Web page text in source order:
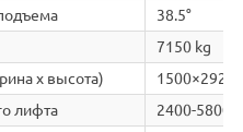
38.5°
7150 kg
х высота)
лифта
2400-5800